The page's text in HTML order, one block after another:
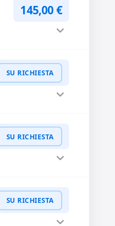
145,00€
SU RICHIESTA
WhatsApp
SU RICHIESTA
WhatsApp
SU RICHIESTA